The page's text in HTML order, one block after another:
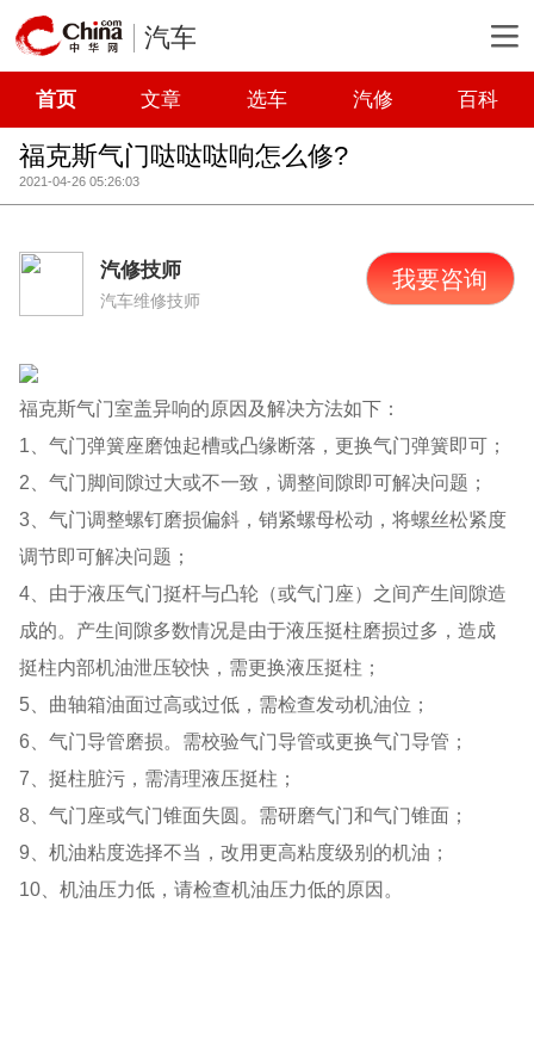
汽车
首页 文章 选车 汽修 百科
福克斯气门哒哒哒响怎么修?
2021-04-26 05:26:03
汽修技师
汽车维修技师
我要咨询
福克斯气门室盖异响的原因及解决方法如下：
1、气门弹簧座磨蚀起槽或凸缘断落，更换气门弹簧即可；
2、气门脚间隙过大或不一致，调整间隙即可解决问题；
3、气门调整螺钉磨损偏斜，销紧螺母松动，将螺丝松紧度
调节即可解决问题；
4、由于液压气门挺杆与凸轮（或气门座）之间产生间隙造
成的。产生间隙多数情况是由于液压挺柱磨损过多，造成
挺柱内部机油泄压较快，需更换液压挺柱；
5、曲轴箱油面过高或过低，需检查发动机油位；
6、气门导管磨损。需校验气门导管或更换气门导管；
7、挺柱脏污，需清理液压挺柱；
8、气门座或气门锥面失圆。需研磨气门和气门锥面；
9、机油粘度选择不当，改用更高粘度级别的机油；
10、机油压力低，请检查机油压力低的原因。